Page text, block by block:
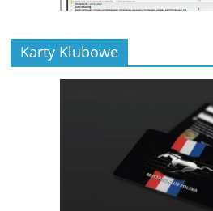
Karty Klubowe